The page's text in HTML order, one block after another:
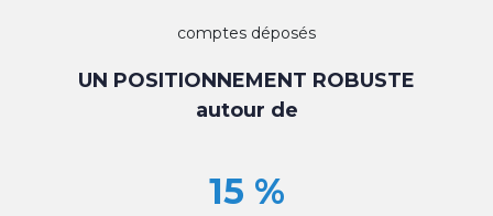
comptes déposés
UN POSITIONNEMENT ROBUSTE
autour de
15 %